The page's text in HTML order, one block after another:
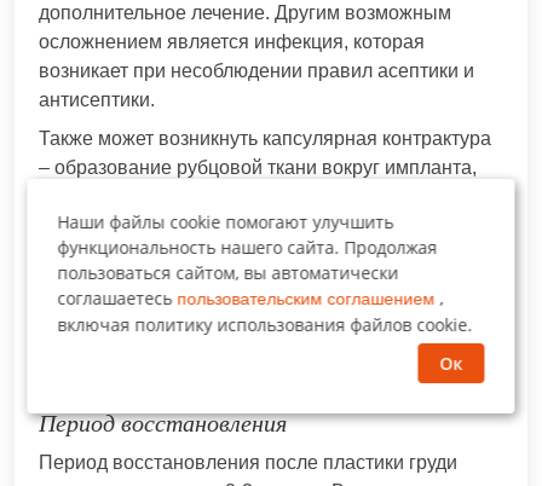
дополнительное лечение. Другим возможным
осложнением является инфекция, которая
возникает при несоблюдении правил асептики и
антисептики.
Также может возникнуть капсулярная контрактура
– образование рубцовой ткани вокруг импланта,
Изменение чувствительности сосков – еще одно
возможное осложнение, которое обычно проходит
через несколько месяцев после операции. В
редких случаях могут возникнуть более серьезные
осложнения, такие как тромбоэмболия,
аллергические реакции и повреждение нервов.
Период восстановления
Период восстановления после пластики груди
Наши файлы cookie помогают улучшить
функциональность нашего сайта. Продолжая
пользоваться сайтом, вы автоматически
соглашаетесь пользовательским соглашением ,
включая политику использования файлов cookie.
Ок